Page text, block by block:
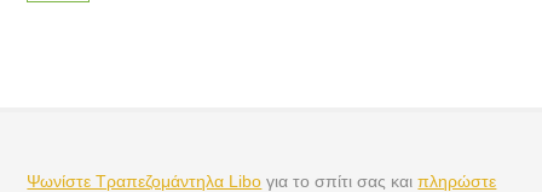
Ψωνίστε Τραπεζομάντηλα Libo για το σπίτι σας καιπληρώστε